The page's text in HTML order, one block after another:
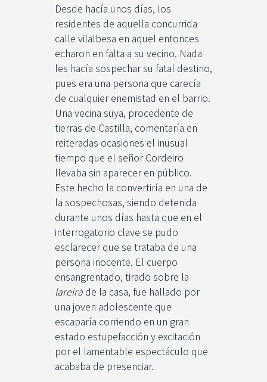
Desde hacía unos días, los
residentes de aquella concurrida
calle vilalbesa en aquel entonces
echaron en falta a su vecino. Nada
les hacía sospechar su fatal destino,
pues era una persona que carecía
de cualquier enemistad en el barrio.
Una vecina suya, procedente de
tierras de Castilla, comentaría en
reiteradas ocasiones el inusual
tiempo que el señor Cordeiro
llevaba sin aparecer en público.
Este hecho la convertiría en una de
la sospechosas, siendo detenida
durante unos días hasta que en el
interrogatorio clave se pudo
esclarecer que se trataba de una
persona inocente. El cuerpo
ensangrentado, tirado sobre la
lareirade la casa, fue hallado por
una joven adolescente que
escaparía corriendo en un gran
estado estupefacción y excitación
por el lamentable espectáculo que
acababa de presenciar.